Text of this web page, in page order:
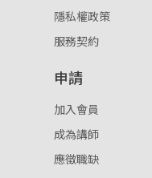
隱私權政策
服務契約
申請
加入會員
成為講師
應徵職缺